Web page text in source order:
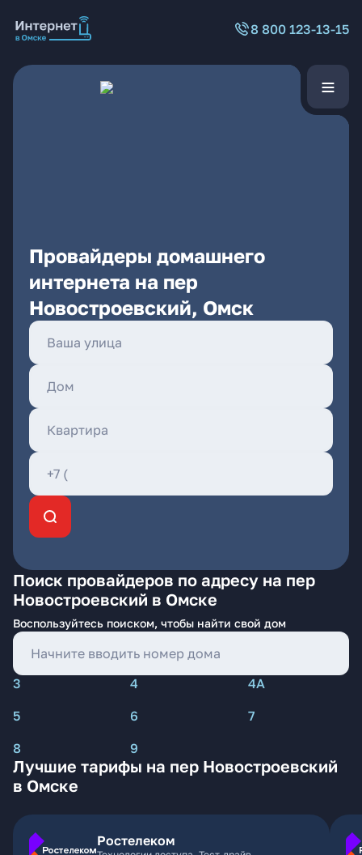
8 800 123-13-15
Провайдеры домашнего
интернета на пер
Новостроевский, Омск
Поиск провайдеров по адресу на пер
Новостроевский в Омске
Воспользуйтесь поиском, чтобы найти свой дом
3 4
4А
5
6
7
8
9
Лучшие тарифы на пер Новостроевский
в Омске
Ростелеком